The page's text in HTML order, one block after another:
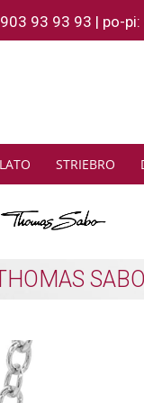
93 93 93 | po-
STRIEBRO
a viac